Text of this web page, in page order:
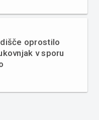
oprostilo
v sporu